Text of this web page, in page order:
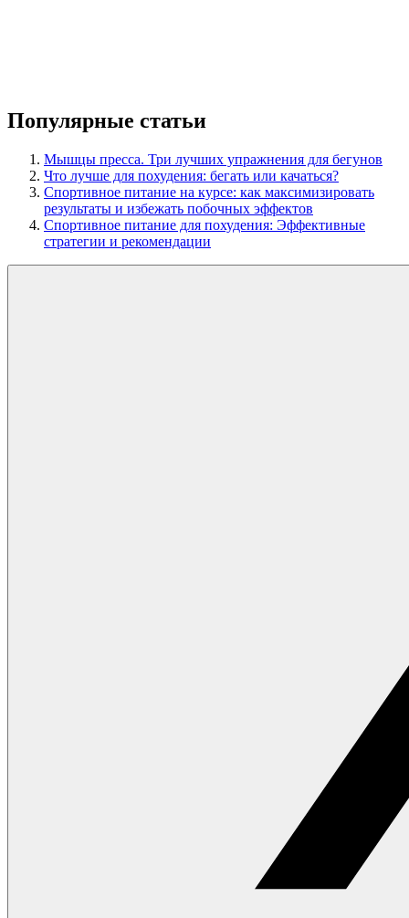
Популярные статьи
Мышцы пресса. Три лучших упражнения для бегунов
Что лучше для похудения: бегать или качаться?
Спортивное питание на курсе: как максимизировать
результаты и избежать побочных эффектов
Спортивное питание для похудения: Эффективные
стратегии и рекомендации